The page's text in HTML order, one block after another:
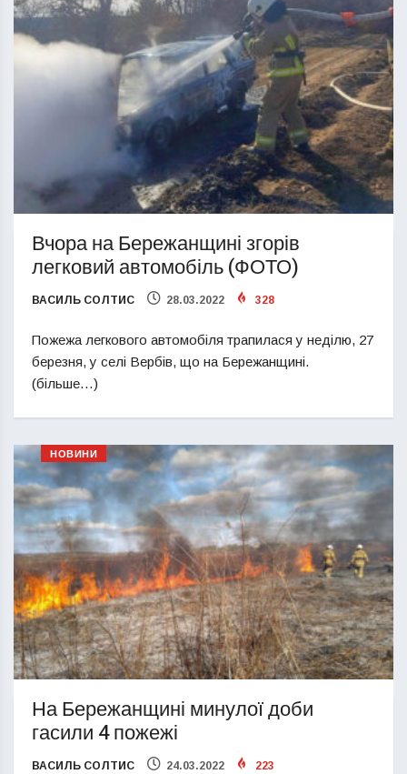
Вчора на Бережанщині згорів
легковий автомобіль (ФОТО)
ВАСИЛЬ СОЛТИС 28.03.2022 328
Пожежа легкового автомобіля трапилася у неділю, 27
березня, у селі Вербів, що на Бережанщині.
(більше…)
НОВИНИ
На Бережанщині минулої доби
гасили 4 пожежі
ВАСИЛЬ СОЛТИС 24.03.2022 223